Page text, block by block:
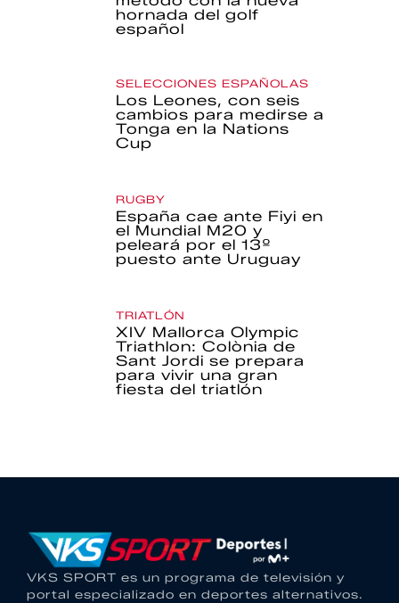
hornada del golf
español
SELECCIONES ESPAÑOLAS
Los Leones, con seis
cambios para medirse a
Tonga en la Nations
Cup
RUGBY
España cae ante Fiyi en
el Mundial M20 y
peleará por el 13º
puesto ante Uruguay
TRIATLÓN
XIV Mallorca Olympic
Triathlon: Colònia de
Sant Jordi se prepara
para vivir una gran
fiesta del triatlón
VKS SPORT es un programa de televisión y
portal especializado en deportes alternativos.